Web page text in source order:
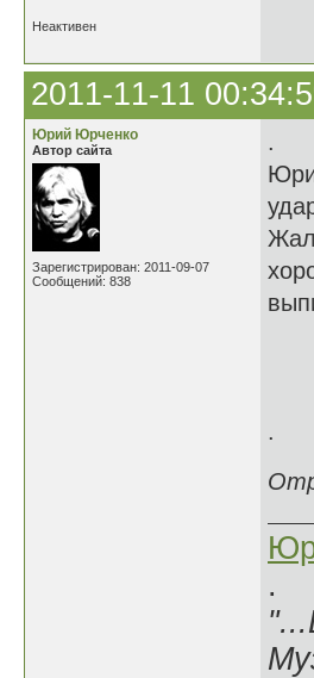
Неактивен
2011-11-11
Юрий Юрченко
Автор сайта
Зарегистрирован: 2011-09-07
Сообщений: 838
.
.
.